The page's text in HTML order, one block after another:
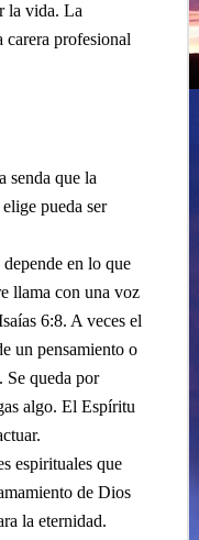
la vida. La
profesional
senda que la
pueda ser
en lo que
llama con una voz
6:8. A veces el
un pensamiento o
Se queda por
algo. El Espíritu
espirituales que
de Dios
la eternidad.